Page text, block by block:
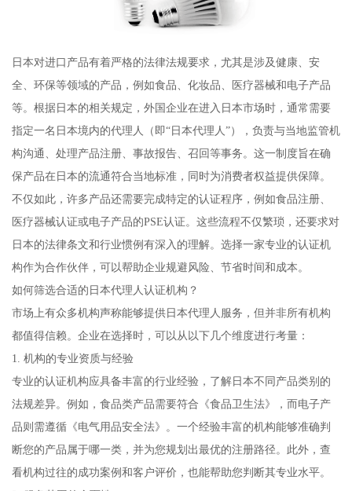
日本对进口产品有着严格的法律法规要求，尤其是涉及健康、安
全、环保等领域的产品，例如食品、化妆品、医疗器械和电子产品
等。根据日本的相关规定，外国企业在进入日本市场时，通常需要
指定一名日本境内的代理人（即“日本代理人”），负责与当地监管机
构沟通、处理产品注册、事故报告、召回等事务。这一制度旨在确
保产品在日本的流通符合当地标准，同时为消费者权益提供保障。
不仅如此，许多产品还需要完成特定的认证程序，例如食品注册、
医疗器械认证或电子产品的PSE认证。这些流程不仅繁琐，还要求对
日本的法律条文和行业惯例有深入的理解。选择一家专业的认证机
构作为合作伙伴，可以帮助企业规避风险、节省时间和成本。
如何筛选合适的日本代理人认证机构？
市场上有众多机构声称能够提供日本代理人服务，但并非所有机构
都值得信赖。企业在选择时，可以从以下几个维度进行考量：
1. 机构的专业资质与经验
专业的认证机构应具备丰富的行业经验，了解日本不同产品类别的
法规差异。例如，食品类产品需要符合《食品卫生法》，而电子产
品则需遵循《电气用品安全法》。一个经验丰富的机构能够准确判
断您的产品属于哪一类，并为您规划出最优的注册路径。此外，查
看机构过往的成功案例和客户评价，也能帮助您判断其专业水平。